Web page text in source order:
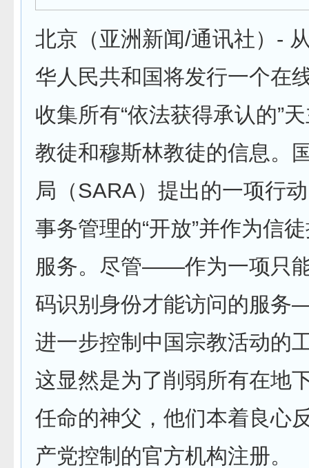
北京（亚洲新闻/通讯社）-
华人民共和国将发行一个在
收集所有“依法获得承认的”
教徒和穆斯林教徒的信息。
局（SARA）提出的一项行
事务管理的“开放”并作为信
服务。尽管——作为一项只
码识别身份才能访问的服
进一步控制中国宗教活动的
这显然是为了削弱所有在地
任命的神父，他们本着良心
产党控制的官方机构注册。